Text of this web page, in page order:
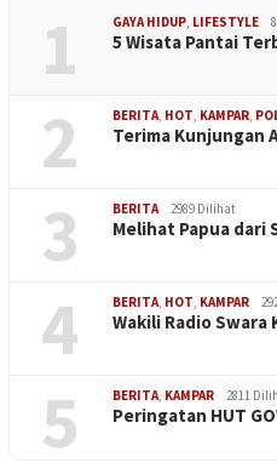
1 GAYA HIDUP, LIFESTYLE
5 Wisata Pantai
2 BERITA, HOT, KAMPAR,
Terima Kunjungan
3 BERITA 2989 Dilihat
Melihat Papua dari
4 BERITA, HOT, KAMPAR
Wakili Radio Swara
5 BERITA, KAMPAR 2811
Peringatan HUT